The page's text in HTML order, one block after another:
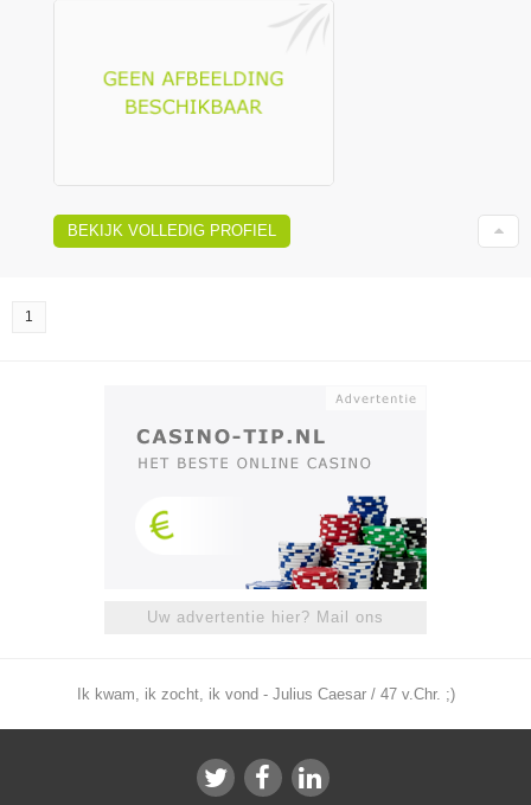
BEKIJK VOLLEDIG PROFIEL
1
Uw advertentie hier? Mail ons
Ik kwam, ik zocht, ik vond - Julius Caesar / 47 v.Chr. ;)